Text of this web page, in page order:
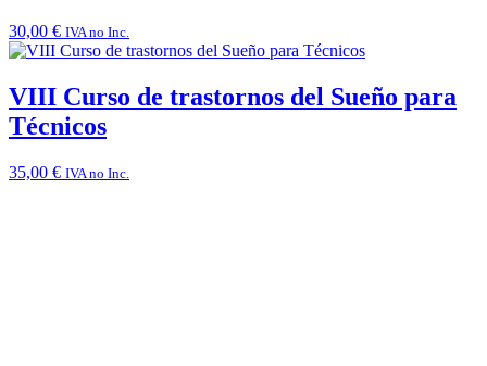
30,00 € IVA no Inc.
VIII Curso de trastornos del Sueño para
Técnicos
35,00 € IVA no Inc.